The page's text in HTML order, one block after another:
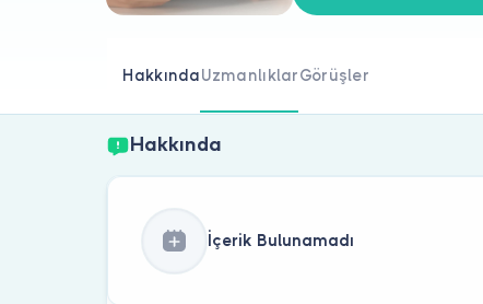
HakkındaUzmanlıklarGörüşler
Hakkında
İçerik Bulunamadı